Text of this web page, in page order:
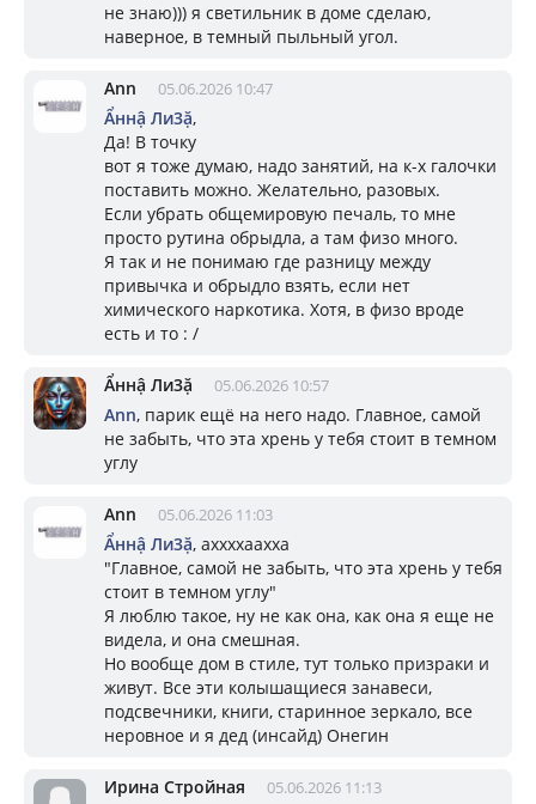
не знаю))) я светильник в доме сделаю,
наверное, в темный пыльный угол.
Ann 05.06.2026 10:47
Ẩннậ Ли3ặ,
Да! В точку
вот я тоже думаю, надо занятий, на к-х галочки
поставить можно. Желательно, разовых.
Если убрать общемировую печаль, то мне
просто рутина обрыдла, а там физо много.
Я так и не понимаю где разницу между
привычка и обрыдло взять, если нет
химического наркотика. Хотя, в физо вроде
есть и то : /
Ẩннậ Ли3ặ 05.06.2026 10:57
Ann, парик ещё на него надо. Главное, самой
не забыть, что эта хрень у тебя стоит в темном
углу
Ann 05.06.2026 11:03
Ẩннậ Ли3ặ, аххххаахха
"Главное, самой не забыть, что эта хрень у тебя
стоит в темном углу"
Я люблю такое, ну не как она, как она я еще не
видела, и она смешная.
Но вообще дом в стиле, тут только призраки и
живут. Все эти колышащиеся занавеси,
подсвечники, книги, старинное зеркало, все
неровное и я дед (инсайд) Онегин
Ирина Стройная 05.06.2026 11:13